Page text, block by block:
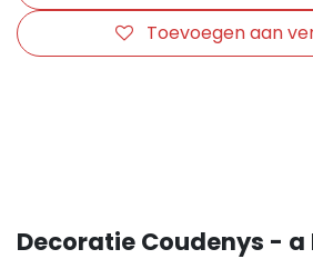
Toevoegen aan
Decoratie Coudenys - a